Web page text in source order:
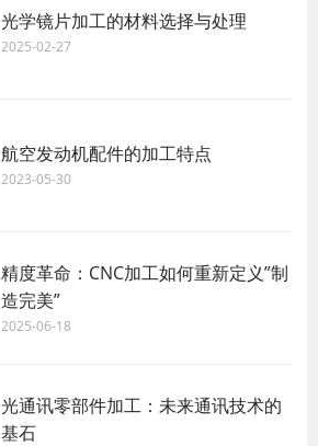
光学镜片加工的材料选择与处理
2025-02-27
航空发动机配件的加工特点
2023-05-30
精度革命：CNC加工如何重新定义”制
造完美”
2025-06-18
光通讯零部件加工：未来通讯技术的
基石